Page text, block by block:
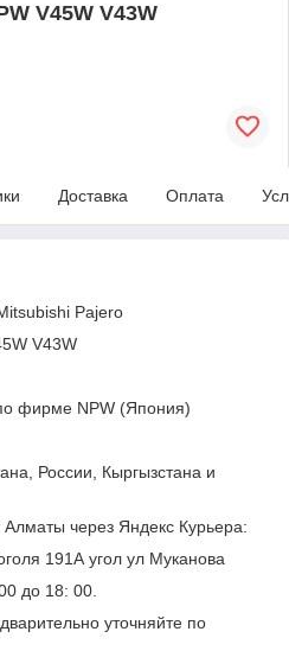
V45W V43W
Доставка Оплата
Pajero
V43W
фирме NPW (Япония)
России, Кыргызстана и
Алматы через Яндекс Курьера:
191А угол ул Муканова
до 18: 00.
уточняйте по